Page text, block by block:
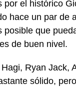
el histórico
hace un par de
que
de buen nivel.
Ryan Jack,
sólido,